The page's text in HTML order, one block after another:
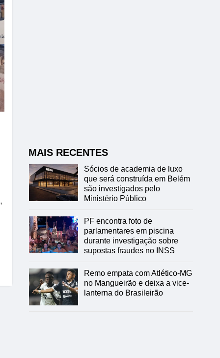
MAIS RECENTES
Sócios de academia de luxo
que será construída em Belém
são investigados pelo
Ministério Público
PF encontra foto de
parlamentares em piscina
durante investigação sobre
supostas fraudes no INSS
Remo empata com Atlético-MG
no Mangueirão e deixa a vice-
lanterna do Brasileirão